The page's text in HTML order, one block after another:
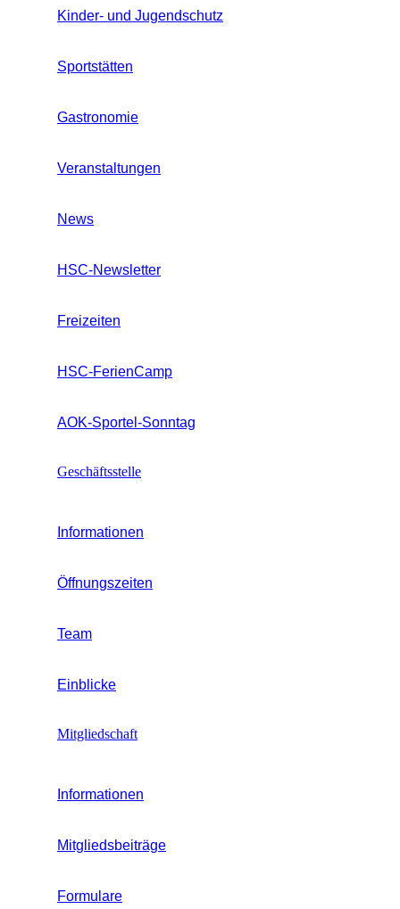
Kinder- und Jugendschutz
Sportstätten
Gastronomie
Veranstaltungen
News
HSC-Newsletter
Freizeiten
HSC-FerienCamp
AOK-Sportel-Sonntag
Geschäftsstelle
Informationen
Öffnungszeiten
Team
Einblicke
Mitgliedschaft
Informationen
Mitgliedsbeiträge
Formulare